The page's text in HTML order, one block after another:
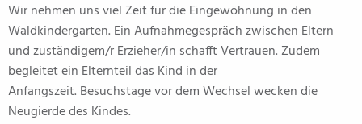
Wir nehmen uns viel Zeit für die Eingewöhnung in den
Waldkindergarten. Ein Aufnahmegespräch zwischen Eltern
und zuständigem/r Erzieher/in schafft Vertrauen. Zudem
begleitet ein Elternteil das Kind in der
Anfangszeit. Besuchstage vor dem Wechsel wecken die
Neugierde des Kindes.